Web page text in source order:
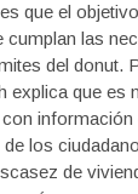
que el
las
del donut.
explica que es
información
los
de